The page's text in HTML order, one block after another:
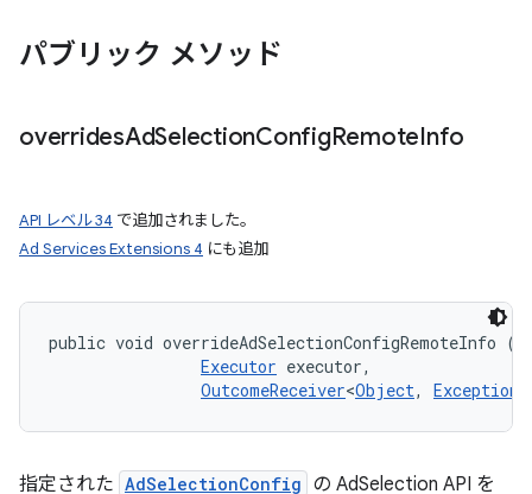
パブリック メソッド
overridesAdSelectionConfigRemoteInfo
API レベル 34 で追加されました。
Ad Services Extensions 4 にも追加
public void overrideAdSelectionConfigRemoteInfo (
Executor executor,
OutcomeReceiver<Object, Exception
指定された AdSelectionConfig の AdSelection API を